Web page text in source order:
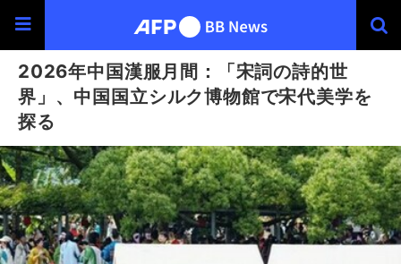
2026年中国漢服月間：「宋詞の詩的世
界」、中国国立シルク博物館で宋代美学を
探る